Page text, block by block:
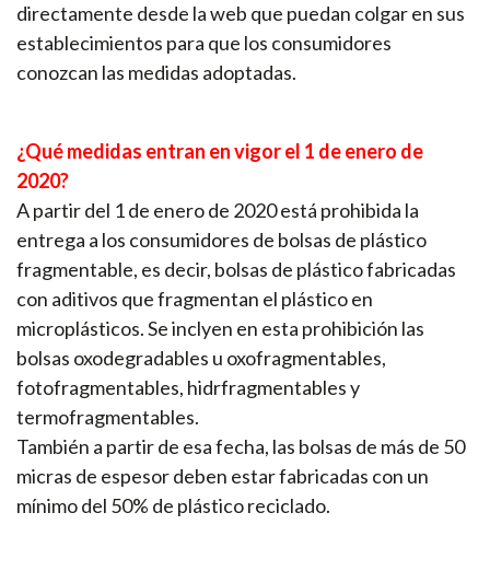
directamente desde la web que puedan colgar en sus
establecimientos para que los consumidores
conozcan las medidas adoptadas.
¿Qué medidas entran en vigor el 1 de enero de
2020?
A partir del 1 de enero de 2020 está prohibida la
entrega a los consumidores de bolsas de plástico
fragmentable, es decir, bolsas de plástico fabricadas
con aditivos que fragmentan el plástico en
microplásticos. Se inclyen en esta prohibición las
bolsas oxodegradables u oxofragmentables,
fotofragmentables, hidrfragmentables y
termofragmentables.
También a partir de esa fecha, las bolsas de más de 50
micras de espesor deben estar fabricadas con un
mínimo del 50% de plástico reciclado.